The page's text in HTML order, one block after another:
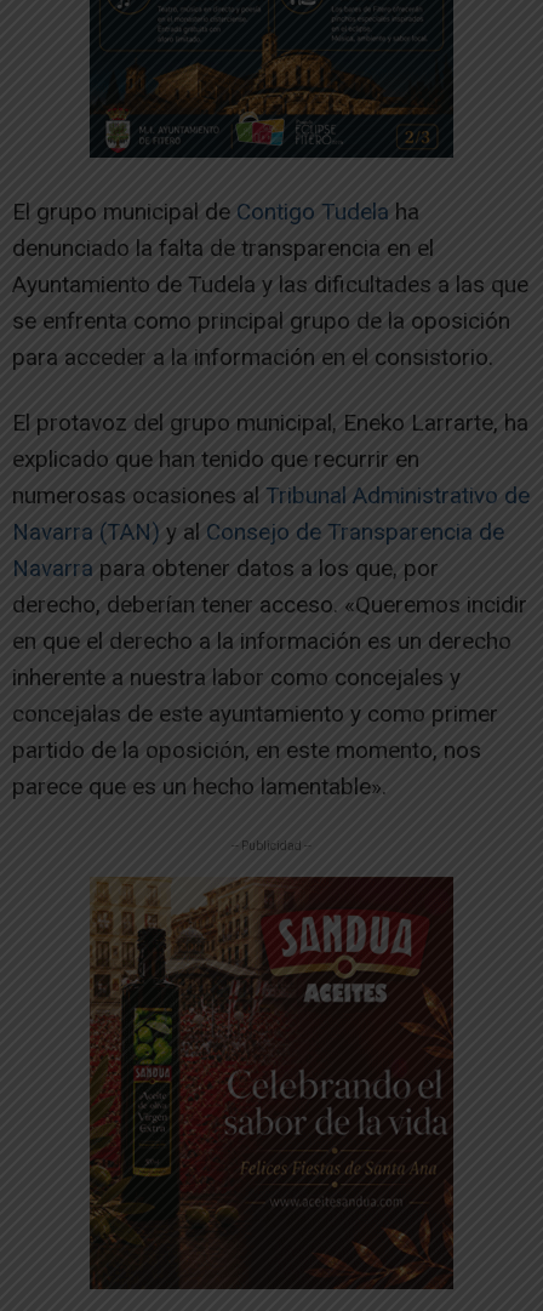
El grupo municipal de Contigo Tudela ha
denunciado la falta de transparencia en el
Ayuntamiento de Tudela y las dificultades a las que
se enfrenta como principal grupo de la oposición
para acceder a la información en el consistorio.
El protavoz del grupo municipal, Eneko Larrarte, ha
explicado que han tenido que recurrir en
numerosas ocasiones al Tribunal Administrativo de
Navarra (TAN) y al Consejo de Transparencia de
Navarra para obtener datos a los que, por
derecho, deberían tener acceso. «Queremos incidir
en que el derecho a la información es un derecho
inherente a nuestra labor como concejales y
concejalas de este ayuntamiento y como primer
partido de la oposición, en este momento, nos
parece que es un hecho lamentable».
-- Publicidad --